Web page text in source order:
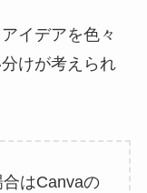
イデアを色々
けが考えられ
はCanvaの